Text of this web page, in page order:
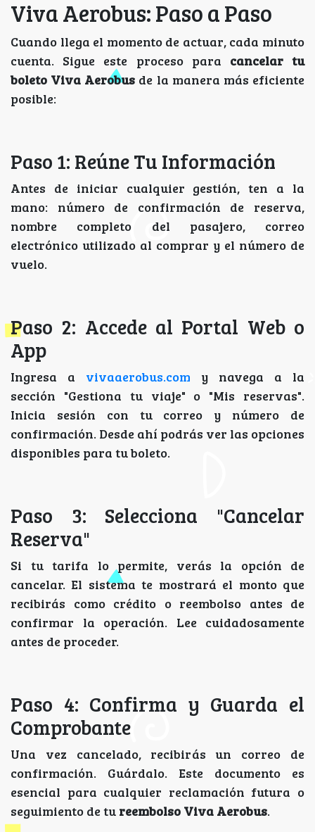
Viva Aerobus: Paso a Paso
Cuando llega el momento de actuar, cada minuto
cuenta. Sigue este proceso para cancelar tu
boleto Viva Aerobus de la manera más eficiente
posible:
Paso 1: Reúne Tu Información
Antes de iniciar cualquier gestión, ten a la
mano: número de confirmación de reserva,
nombre completo del pasajero, correo
electrónico utilizado al comprar y el número de
vuelo.
Paso 2: Accede al Portal Web o
App
Ingresa a vivaaerobus.com y navega a la
sección "Gestiona tu viaje" o "Mis reservas".
Inicia sesión con tu correo y número de
confirmación. Desde ahí podrás ver las opciones
disponibles para tu boleto.
Paso 3: Selecciona "Cancelar
Reserva"
Si tu tarifa lo permite, verás la opción de
cancelar. El sistema te mostrará el monto que
recibirás como crédito o reembolso antes de
confirmar la operación. Lee cuidadosamente
antes de proceder.
Paso 4: Confirma y Guarda el
Comprobante
Una vez cancelado, recibirás un correo de
confirmación. Guárdalo. Este documento es
esencial para cualquier reclamación futura o
seguimiento de tu reembolso Viva Aerobus.